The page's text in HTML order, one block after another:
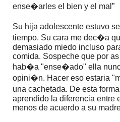
ense�arles el bien y el mal”
Su hija adolescente estuvo
tiempo. Su cara me dec�a
demasiado miedo incluso
comida. Sospeche que por
hab�a "ense�ado" ella
opini�n. Hacer eso estaria
una cachetada. De esta
aprendido la diferencia entre
menos de acuerdo a su